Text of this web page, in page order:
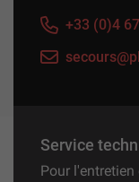
+33 (0)4
Service
Pour